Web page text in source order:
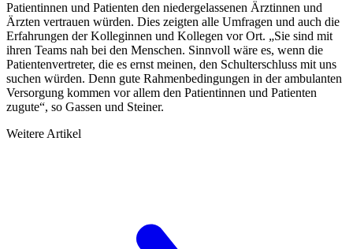
Patientinnen und Patienten den niedergelassenen Ärztinnen und
Ärzten vertrauen würden. Dies zeigten alle Umfragen und auch die
Erfahrungen der Kolleginnen und Kollegen vor Ort. „Sie sind mit
ihren Teams nah bei den Menschen. Sinnvoll wäre es, wenn die
Patientenvertreter, die es ernst meinen, den Schulterschluss mit uns
suchen würden. Denn gute Rahmenbedingungen in der ambulanten
Versorgung kommen vor allem den Patientinnen und Patienten
zugute“, so Gassen und Steiner.
Weitere Artikel